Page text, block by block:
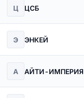
Ц ЦСБ
Э ЭНКЕЙ
А АЙТИ-ИМПЕРИЯ